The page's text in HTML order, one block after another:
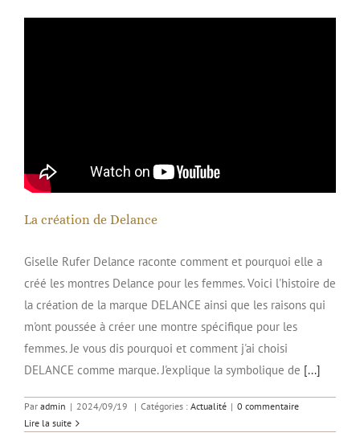
La création de Delance
Giselle Rufer Delance raconte comment et pourquoi elle a
créé les montres Delance pour les femmes. Voici l'histoire de
la création de la marque DELANCE ainsi que les raisons qui
m'ont poussée à créer une montre spécifique pour les
femmes. Je vous dis pourquoi et comment j'ai choisi
DELANCE comme marque. J'explique la symbolique de [...]
Par admin | 2024/09/19 | Catégories : Actualité | 0 commentaire
Lire la suite